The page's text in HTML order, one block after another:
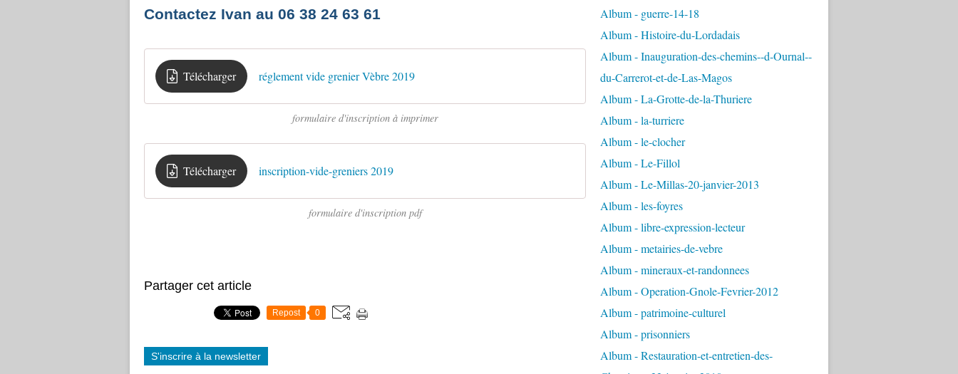
Contactez Ivan au 06 38 24 63 61
Télécharger réglement vide grenier Vèbre 2019
formulaire d'inscription à imprimer
Télécharger inscription-vide-greniers 2019
formulaire d'inscription pdf
Partager cet article
Repost 0
S'inscrire à la newsletter
Album - guerre-14-18
Album - Histoire-du-Lordadais
Album - Inauguration-des-chemins--d-Ournal--
du-Carrerot-et-de-Las-Magos
Album - La-Grotte-de-la-Thuriere
Album - la-turriere
Album - le-clocher
Album - Le-Fillol
Album - Le-Millas-20-janvier-2013
Album - les-foyres
Album - libre-expression-lecteur
Album - metairies-de-vebre
Album - mineraux-et-randonnees
Album - Operation-Gnole-Fevrier-2012
Album - patrimoine-culturel
Album - prisonniers
Album - Restauration-et-entretien-des-